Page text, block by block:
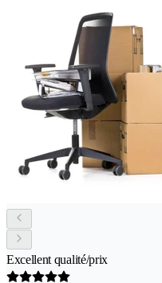
Excellent qualité/prix